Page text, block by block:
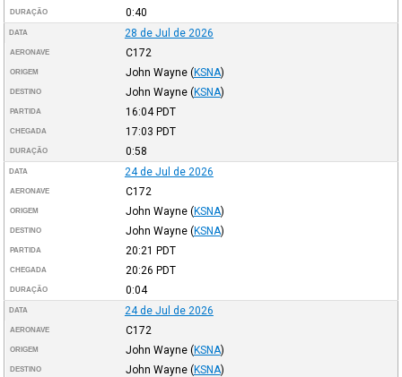
DURAÇÃO 0:40
DATA 28 de Jul de 2026
AERONAVE C172
ORIGEM John Wayne (KSNA)
DESTINO John Wayne (KSNA)
PARTIDA 16:04PDT
CHEGADA 17:03 PDT
DURAÇÃO 0:58
DATA 24 de Jul de 2026
AERONAVE C172
ORIGEM John Wayne (KSNA)
DESTINO John Wayne (KSNA)
PARTIDA 20:21 PDT
CHEGADA 20:26 PDT
DURAÇÃO 0:04
DATA 24 de Jul de 2026
AERONAVE C172
ORIGEM John Wayne (KSNA)
DESTINO John Wayne (KSNA)